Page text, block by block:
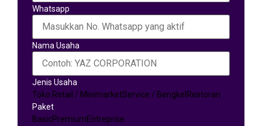
Whatsapp
Nama Usaha
Jenis Usaha
Toko Retail / MinimarketService / Bengkel Restoran
Paket
BasicPremiumEntreprise